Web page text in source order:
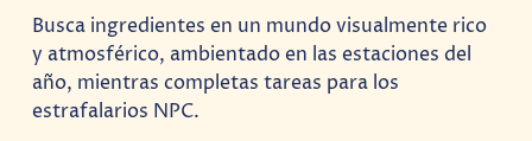
Busca ingredientes en un mundo visualmente rico
y atmosférico, ambientado en las estaciones del
año, mientras completas tareas para los
estrafalarios NPC.